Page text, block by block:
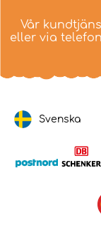
Vår
eller via telefon
Svenska